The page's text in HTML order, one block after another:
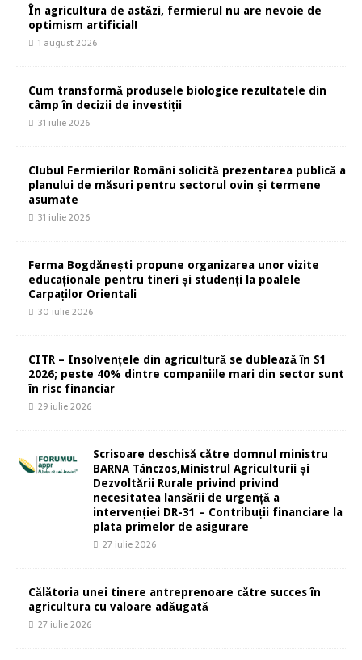
În agricultura de astăzi, fermierul nu are nevoie de
optimism artificial!
1 august 2026
Cum transformă produsele biologice rezultatele din
câmp în decizii de investiții
31 iulie 2026
Clubul Fermierilor Români solicită prezentarea publică a
planului de măsuri pentru sectorul ovin și termene
asumate
31 iulie 2026
Ferma Bogdănești propune organizarea unor vizite
educaționale pentru tineri și studenți la poalele
Carpaților Orientali
30 iulie 2026
CITR – Insolvențele din agricultură se dublează în S1
2026; peste 40% dintre companiile mari din sector sunt
în risc financiar
29 iulie 2026
Scrisoare deschisă către domnul ministru
BARNA Tánczos,Ministrul Agriculturii și
Dezvoltării Rurale privind privind
necesitatea lansării de urgență a
intervenției DR-31 – Contribuții financiare la
plata primelor de asigurare
27 iulie 2026
Călătoria unei tinere antreprenoare către succes în
agricultura cu valoare adăugată
27 iulie 2026